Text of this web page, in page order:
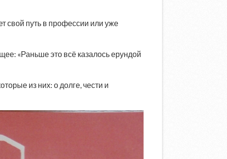
свой путь в профессии или уже
«Раньше это всё казалось ерундой
из них: о долге, чести и